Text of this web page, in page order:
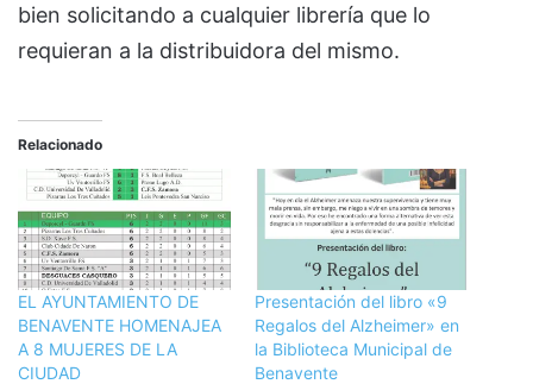
bien solicitando a cualquier librería que lo
requieran a la distribuidora del mismo.
Relacionado
EL AYUNTAMIENTO DE
BENAVENTE HOMENAJEA
A 8 MUJERES DE LA
CIUDAD
Presentación del libro «9
Regalos del Alzheimer» en
la Biblioteca Municipal de
Benavente